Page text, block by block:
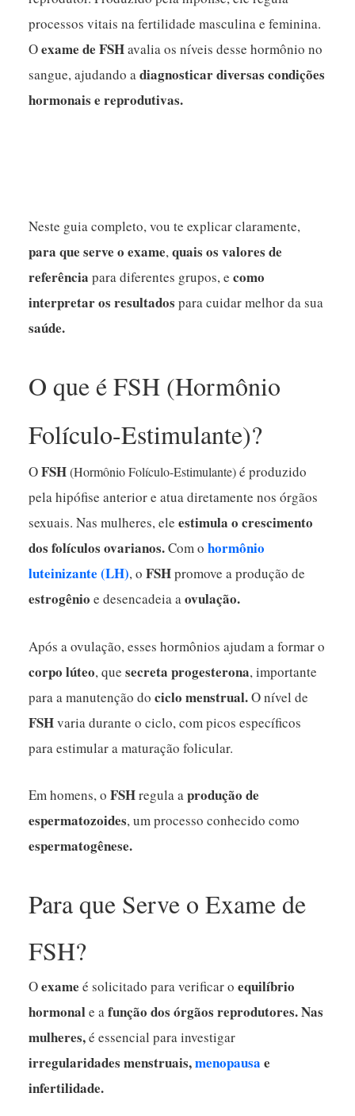
processos vitais na fertilidade masculina e feminina.
Oexame de FSHavalia os níveis desse hormônio no
sangue, ajudando adiagnosticar diversas condições
hormonais e reprodutivas.
Neste guia completo, vou te explicar claramente,
para que serve o exame,quais os valores de
referência para diferentes grupos, ecomo
interpretar os resultados para cuidar melhor da sua
saúde.
O que éFSH (Hormônio
Folículo-Estimulante)?
OFSH(Hormônio Folículo-Estimulante)é produzido
pela hipófise anterior e atua diretamente nos órgãos
sexuais. Nas mulheres, eleestimula o crescimento
dos folículos ovarianos.Com o hormônio
luteinizante (LH),oFSHpromove a produção de
estrogênio e desencadeia aovulação.
Após a ovulação, esses hormônios ajudam a formar o
corpo lúteo, quesecreta progesterona, importante
para a manutenção dociclo menstrual.O nível de
FSHvaria durante o ciclo, com picos específicos
para estimular a maturação folicular.
Em homens, oFSHregula aprodução de
espermatozoides, um processo conhecido como
espermatogênese.
Para que Serve o Exame de
FSH?
Oexameé solicitado para verificar oequilíbrio
hormonale afunção dos órgãos reprodutores.Nas
mulheres,é essencial para investigar
irregularidades menstruais,menopausa e
infertilidade.